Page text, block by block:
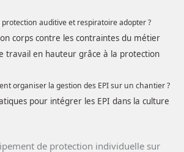
auditive et respiratoire adopter ?
corps contre les contraintes du métier
travail en hauteur grâce à la protection
organiser la gestion des EPI sur un chantier ?
pour intégrer les EPI dans la culture
de protection individuelle sur